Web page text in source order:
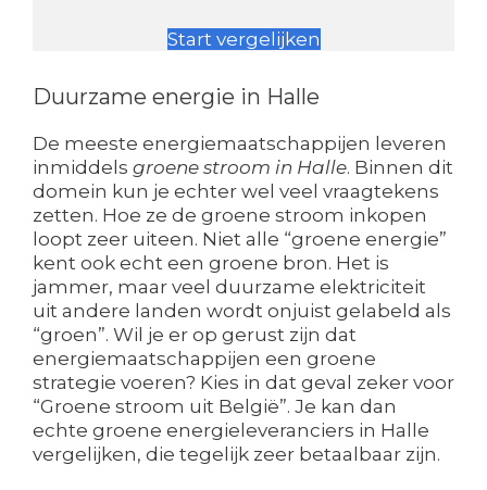
Start vergelijken
Duurzame energie in Halle
De meeste energiemaatschappijen leveren
inmiddels groene stroom in Halle. Binnen dit
domein kun je echter wel veel vraagtekens
zetten. Hoe ze de groene stroom inkopen
loopt zeer uiteen. Niet alle “groene energie”
kent ook echt een groene bron. Het is
jammer, maar veel duurzame elektriciteit
uit andere landen wordt onjuist gelabeld als
“groen”. Wil je er op gerust zijn dat
energiemaatschappijen een groene
strategie voeren? Kies in dat geval zeker voor
“Groene stroom uit België”. Je kan dan
echte groene energieleveranciers in Halle
vergelijken, die tegelijk zeer betaalbaar zijn.